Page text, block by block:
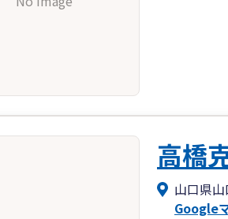
高橋
山口県
Google